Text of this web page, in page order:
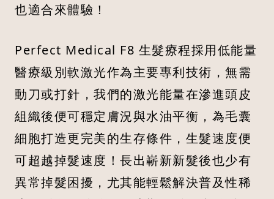
也適合來體驗！
Perfect Medical F8 生髮療程採用低能量
醫療級別軟激光作為主要專利技術，無需
動刀或打針，我們的激光能量在滲進頭皮
組織後便可穩定膚況與水油平衡，為毛囊
細胞打造更完美的生存條件，生髮速度便
可超越掉髮速度！長出嶄新新髮後也少有
異常掉髮困擾，尤其能輕鬆解決普及性稀